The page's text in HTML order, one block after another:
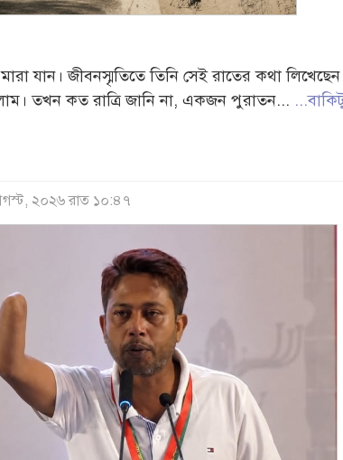
যান। জীবনস্মৃতিতে তিনি সেই রাতের কথা
তখন কত রাত্রি জানি না, একজন পুরাতন...
২০২৬ রাত ১০:৪৭